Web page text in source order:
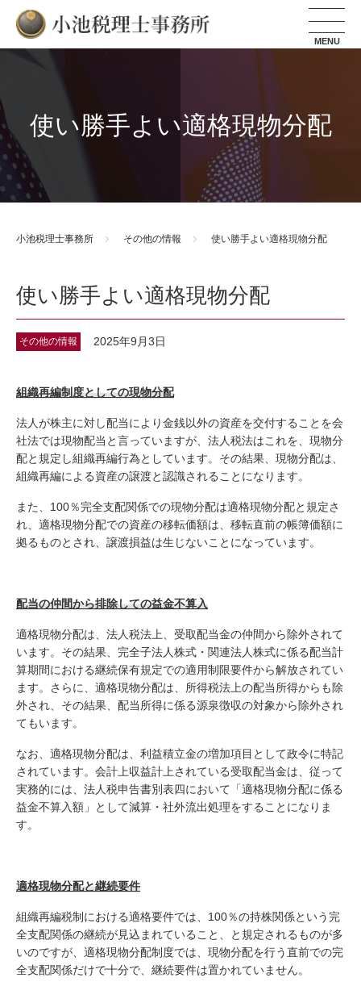
小池税理士事務所
使い勝手よい適格現物分配
小池税理士事務所 その他の情報 使い勝手よい適格現物分配
使い勝手よい適格現物分配
その他の情報 2025年9月3日
組織再編制度としての現物分配
法人が株主に対し配当により金銭以外の資産を交付することを会
社法では現物配当と言っていますが、法人税法はこれを、現物分
配と規定し組織再編行為としています。その結果、現物分配は、
組織再編による資産の譲渡と認識されることになります。
また、100％完全支配関係での現物分配は適格現物分配と規定さ
れ、適格現物分配での資産の移転価額は、移転直前の帳簿価額に
拠るものとされ、譲渡損益は生じないことになっています。
配当の仲間から排除しての益金不算入
適格現物分配は、法人税法上、受取配当金の仲間から除外されて
います。その結果、完全子法人株式・関連法人株式に係る配当計
算期間における継続保有規定での適用制限要件から解放されてい
ます。さらに、適格現物分配は、所得税法上の配当所得からも除
外され、その結果、配当所得に係る源泉徴収の対象から除外され
てもいます。
なお、適格現物分配は、利益積立金の増加項目として政令に特記
されています。会計上収益計上されている受取配当金は、従って
実務的には、法人税申告書別表四において「適格現物分配に係る
益金不算入額」として減算・社外流出処理をすることになりま
す。
適格現物分配と継続要件
組織再編税制における適格要件では、100％の持株関係という完
全支配関係の継続が見込まれていること、と規定されるものが多
いのですが、適格現物分配制度では、現物分配を行う直前での完
全支配関係だけで十分で、継続要件は置かれていません。